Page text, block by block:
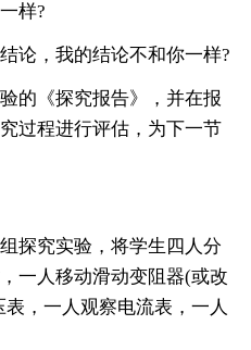
样?
论，我的结论不和你一样?
的《探究报告》，并在报
过程进行评估，为下一节
探究实验，将学生四人分
一人移动滑动变阻器(或改
，一人观察电流表，一人